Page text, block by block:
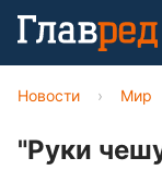
Новости › Мир
"Руки